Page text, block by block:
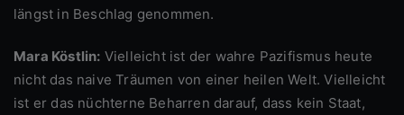
längst in Beschlag genommen.
Mara Köstlin: Vielleicht ist der wahre Pazifismus heute
nicht das naive Träumen von einer heilen Welt. Vielleicht
ist er das nüchterne Beharren darauf, dass kein Staat,